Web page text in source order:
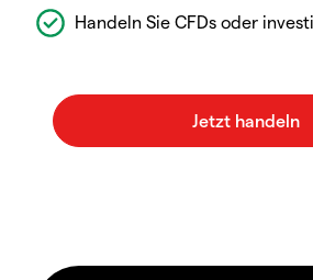
Handeln Sie CFDs oder